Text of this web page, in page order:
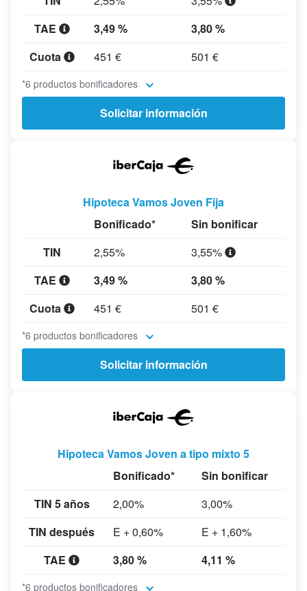
TAE
3,49 %
3,80 %
Cuota
451 € 501 €
*6 productos bonificadores
Solicitar información
Hipoteca Vamos Joven Fija
Bonificado*
Sin bonificar
TIN
2,55%
3,55%
TAE
3,49 %
3,80 %
Cuota
451 € 501 €
*6 productos bonificadores
Solicitar información
Hipoteca Vamos Joven a tipo mixto 5
Bonificado*
Sin bonificar
TIN 5 años
2,00%
3,00%
TIN después
E + 0,60%
E + 1,60%
TAE
3,80 % 4,11 %
*6 productos bonificadores